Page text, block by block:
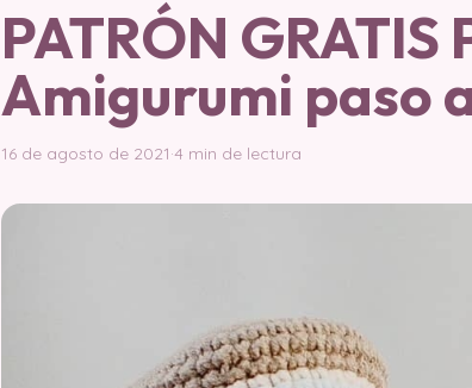
PATRÓN
Amigurumi paso
16 de agosto de 2021·4 min de lectura